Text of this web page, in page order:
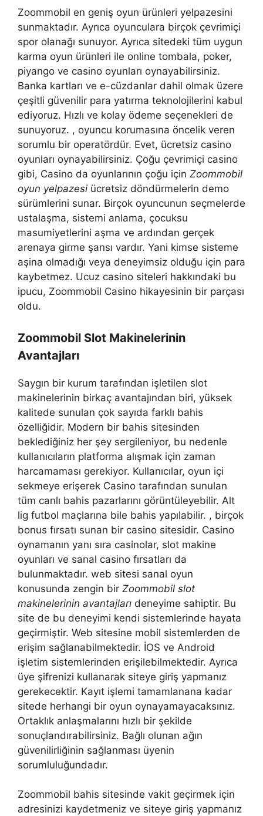
Zoommobil en geniş oyun ürünleri yelpazesini
sunmaktadır. Ayrıca oyunculara birçok çevrimiçi
spor olanağı sunuyor. Ayrıca sitedeki tüm uygun
karma oyun ürünleri ile online tombala, poker,
piyango ve casino oyunları oynayabilirsiniz.
Banka kartları ve e-cüzdanlar dahil olmak üzere
çeşitli güvenilir para yatırma teknolojilerini kabul
ediyoruz. Hızlı ve kolay ödeme seçenekleri de
sunuyoruz. , oyuncu korumasına öncelik veren
sorumlu bir operatördür. Evet, ücretsiz casino
oyunları oynayabilirsiniz. Çoğu çevrimiçi casino
gibi, Casino da oyunlarının çoğu için Zoommobil
oyun yelpazesi ücretsiz döndürmelerin demo
sürümlerini sunar. Birçok oyuncunun seçmelerde
ustalaşma, sistemi anlama, çocuksu
masumiyetlerini aşma ve ardından gerçek
arenaya girme şansı vardır. Yani kimse sisteme
aşina olmadığı veya deneyimsiz olduğu için para
kaybetmez. Ucuz casino siteleri hakkındaki bu
ipucu, Zoommobil Casino hikayesinin bir parçası
oldu.
Zoommobil Slot Makinelerinin
Avantajları
Saygın bir kurum tarafından işletilen slot
makinelerinin birkaç avantajından biri, yüksek
kalitede sunulan çok sayıda farklı bahis
özelliğidir. Modern bir bahis sitesinden
beklediğiniz her şey sergileniyor, bu nedenle
kullanıcıların platforma alışmak için zaman
harcamaması gerekiyor. Kullanıcılar, oyun içi
sekmeye erişerek Casino tarafından sunulan
tüm canlı bahis pazarlarını görüntüleyebilir. Alt
lig futbol maçlarına bile bahis yapılabilir. , birçok
bonus fırsatı sunan bir casino sitesidir. Casino
oynamanın yanı sıra casinolar, slot makine
oyunları ve sanal casino fırsatları da
bulunmaktadır. web sitesi sanal oyun
konusunda zengin bir Zoommobil slot
makinelerinin avantajları deneyime sahiptir. Bu
site de bu deneyimi kendi sistemlerinde hayata
geçirmiştir. Web sitesine mobil sistemlerden de
erişim sağlanabilmektedir. İOS ve Android
işletim sistemlerinden erişilebilmektedir. Ayrıca
üye şifrenizi kullanarak siteye giriş yapmanız
gerekecektir. Kayıt işlemi tamamlanana kadar
sitede herhangi bir oyun oynayamayacaksınız.
Ortaklık anlaşmalarını hızlı bir şekilde
sonuçlandırabilirsiniz. Bağlı olunan ağın
güvenilirliğinin sağlanması üyenin
sorumluluğundadır.
Zoommobil bahis sitesinde vakit geçirmek için
adresinizi kaydetmeniz ve siteye giriş yapmanız